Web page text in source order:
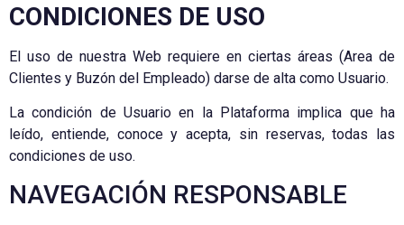
CONDICIONES DE USO
El uso de nuestra Web requiere en ciertas áreas (Area de
Clientes y Buzón del Empleado) darse de alta como Usuario.
La condición de Usuario en la Plataforma implica que ha
leído, entiende, conoce y acepta, sin reservas, todas las
condiciones de uso.
NAVEGACIÓN RESPONSABLE